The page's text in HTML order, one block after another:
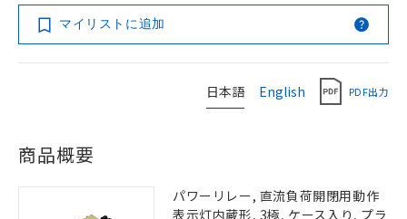
マイリストに追加
日本語 English PDF出力
商品概要
パワーリレー, 直流負荷開閉用動作
表示灯内蔵形, 3極, ケース入り, プラ